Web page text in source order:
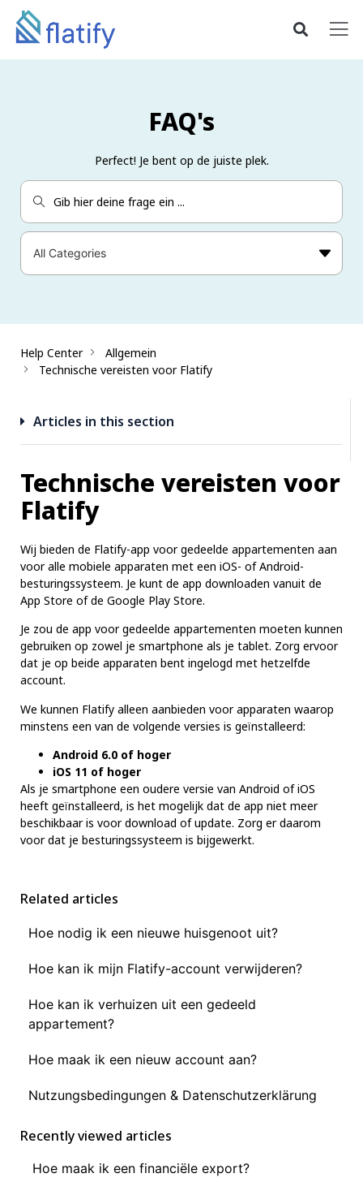
FAQ's
Perfect! Je bent op de juiste plek.
Help Center
Allgemein
Technische vereisten voor Flatify
Articles in this section
Technische vereisten voor
Flatify
Wij bieden de Flatify-app voor gedeelde appartementen aan
voor alle mobiele apparaten met een iOS- of Android-
besturingssysteem. Je kunt de app downloaden vanuit de
App Store of de Google Play Store.
Je zou de app voor gedeelde appartementen moeten kunnen
gebruiken op zowel je smartphone als je tablet. Zorg ervoor
dat je op beide apparaten bent ingelogd met hetzelfde
account.
We kunnen Flatify alleen aanbieden voor apparaten waarop
minstens een van de volgende versies is geïnstalleerd:
Android 6.0 of hoger
iOS 11 of hoger
Als je smartphone een oudere versie van Android of iOS
heeft geïnstalleerd, is het mogelijk dat de app niet meer
beschikbaar is voor download of update. Zorg er daarom
voor dat je besturingssysteem is bijgewerkt.
Related articles
Hoe nodig ik een nieuwe huisgenoot uit?
Hoe kan ik mijn Flatify-account verwijderen?
Hoe kan ik verhuizen uit een gedeeld
appartement?
Hoe maak ik een nieuw account aan?
Nutzungsbedingungen & Datenschutzerklärung
Recently viewed articles
Hoe maak ik een financiële export?